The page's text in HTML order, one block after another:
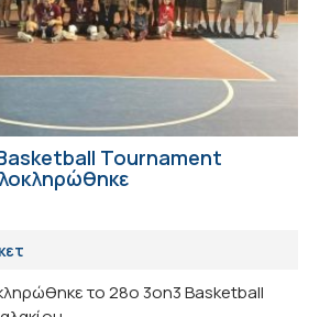
Tournament
το 28ο 3on3 Basketball